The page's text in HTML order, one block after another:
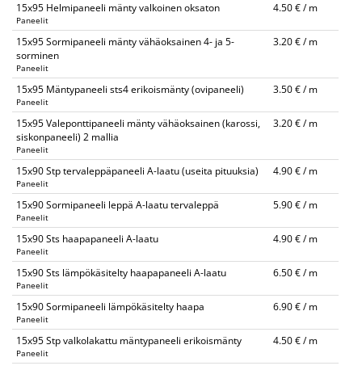
15x95 Helmipaneeli mänty valkoinen oksaton
Paneelit
4.50 € / m
15x95 Sormipaneeli mänty vähäoksainen 4- ja 5-
sorminen
Paneelit
3.20 € / m
15x95 Mäntypaneeli sts4 erikoismänty (ovipaneeli)
Paneelit
3.50 € / m
15x95 Valeponttipaneeli mänty vähäoksainen (karossi,
siskonpaneeli) 2 mallia
Paneelit
3.20 € / m
15x90 Stp tervaleppäpaneeli A-laatu (useita pituuksia)
Paneelit
4.90 € / m
15x90 Sormipaneeli leppä A-laatu tervaleppä
Paneelit
5.90 € / m
15x90 Sts haapapaneeli A-laatu
Paneelit
4.90 € / m
15x90 Sts lämpökäsitelty haapapaneeli A-laatu
Paneelit
6.50 € / m
15x90 Sormipaneeli lämpökäsitelty haapa
Paneelit
6.90 € / m
15x95 Stp valkolakattu mäntypaneeli erikoismänty
Paneelit
4.50 € / m